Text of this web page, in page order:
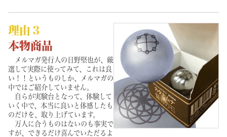
理由３
本物商品
メルマガ発行人の日野堅也が、厳
選して実際に使ってみて、これは良
い！！というものしか、メルマガの
中ではご紹介していません。
自らが実験台となって、体験して
いく中で、本当に良いと体感したも
のだけを、取り上げています。
万人に合うものはないのも事実で
すが、できるだけ喜んでいただるよ